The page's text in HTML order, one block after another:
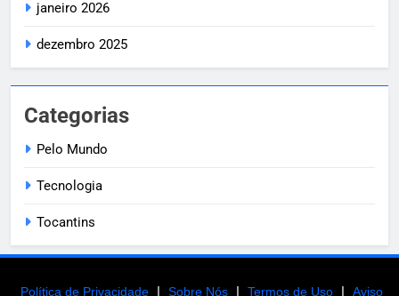
janeiro 2026
dezembro 2025
Categorias
Pelo Mundo
Tecnologia
Tocantins
Política de Privacidade | Sobre Nós | Termos de Uso | Aviso